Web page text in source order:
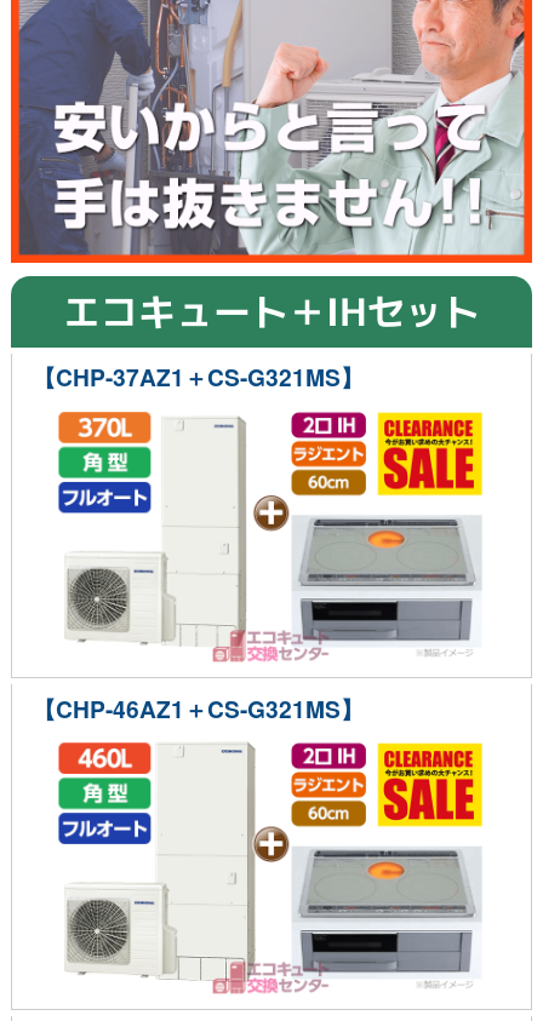
エコキュート＋IHセット
【CHP-37AZ1＋CS-G321MS】
【CHP-46AZ1＋CS-G321MS】